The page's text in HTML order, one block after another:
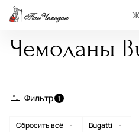
Чемоданы
Фильтр 1
Сбросить всё Bugatti